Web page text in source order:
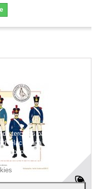
terceros para mejorar
relacionada con sus
hábitos de navegación.
pulse el botón Acepto.